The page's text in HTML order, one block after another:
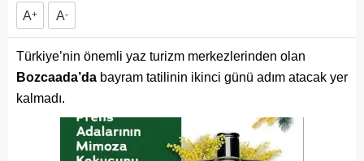
A+ A-
Türkiye’nin önemli yaz turizm merkezlerinden olan
Bozcaada’da bayram tatilinin ikinci günü adım atacak yer
kalmadı.